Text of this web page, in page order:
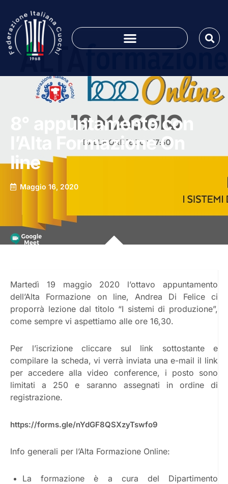
8° appuntamento con
l’Alta Formazione On
line
Maggio 16, 2020
Martedì 19 maggio 2020 l’ottavo appuntamento
dell’Alta Formazione on line, Andrea Di Felice ci
proporrà lezione dal titolo “I sistemi di produzione”,
come sempre vi aspettiamo alle ore 16,30.
Per l’iscrizione cliccare sul link sottostante e
compilare la scheda, vi verrà inviata una e-mail il link
per accedere alla video conference, i posto sono
limitati a 250 e saranno assegnati in ordine di
registrazione.
https://forms.gle/nYdGF8QSXzyTswfo9
Info generali per l’Alta Formazione Online:
La formazione è a cura del Dipartimento